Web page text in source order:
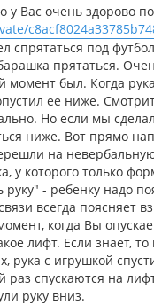
у Вас очень здорово
спрятаться под
прятаться.
момент был. Когда
ее ниже.
Но если мы
ниже. Вот прямо
на
у которого только
руку" - ребенку надо
всегда поясняет
когда Вы
лифт. Если знает,
рука с игрушкой
спускаются на
руку вниз.